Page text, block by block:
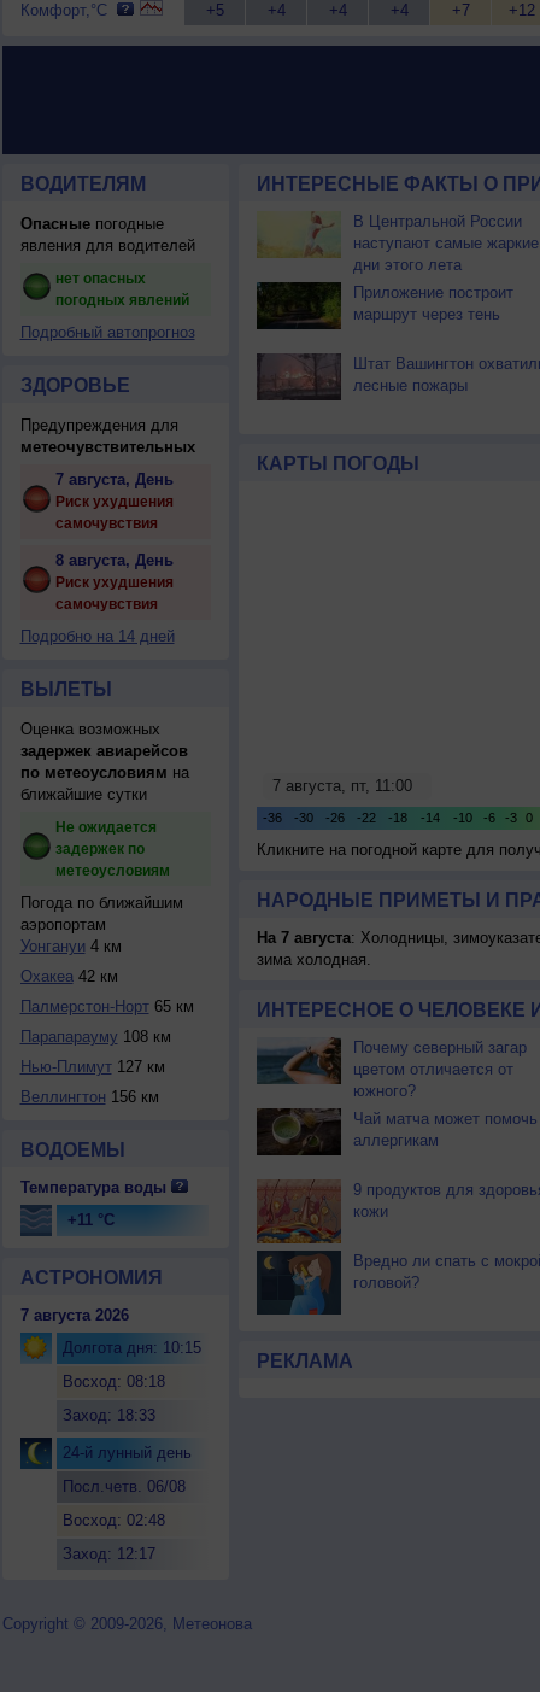
Комфорт,°C
+5
+4
+4
+4
+7
+12
ВОДИТЕЛЯМ
Опасныепогодные
явления для водителей
нет опасных
погодных явлений
Подробный автопрогноз
ЗДОРОВЬЕ
Предупреждения для
метеочувствительных
7 августа, День
Риск ухудшения
самочувствия
8 августа, День
Риск ухудшения
самочувствия
Подробно на 14 дней
ВЫЛЕТЫ
Оценка возможных
задержек авиарейсов
по метеоусловиям на
ближайшие сутки
Не ожидается
задержек по
метеоусловиям
Погода по ближайшим
аэропортам
Уонгануи 4 км
Охакеа42 км
Палмерстон-Норт65 км
Парапарауму 108 км
Нью-Плимут127 км
Веллингтон 156 км
ВОДОЕМЫ
Температура воды
+11 °C
АСТРОНОМИЯ
7 августа 2026
Долгота дня: 10:15
Восход: 08:18
Заход: 18:33
24-й лунный день
Посл.четв. 06/08
Восход: 02:48
Заход: 12:17
ИНТЕРЕСНЫЕ ФАКТЫ О
В Центральной России
наступают самые жаркие
дни этого лета
Приложение построит
маршрут через тень
Штат Вашингтон
лесные пожары
КАРТЫ ПОГОДЫ
Кликните на погодной карте для
НАРОДНЫЕ ПРИМЕТЫ И
На 7 августа: Холодницы,
зима холодная.
ИНТЕРЕСНОЕ О ЧЕЛОВЕКЕ
Почему северный загар
цветом отличается от
южного?
Чай матча может помочь
аллергикам
9 продуктов для
кожи
Вредно ли спать с
головой?
РЕКЛАМА
Copyright © 2009-2026, Метеонова